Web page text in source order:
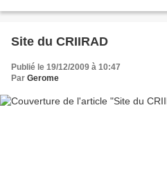
Site du CRIIRAD
Publié le 19/12/2009 à 10:47
Par Gerome